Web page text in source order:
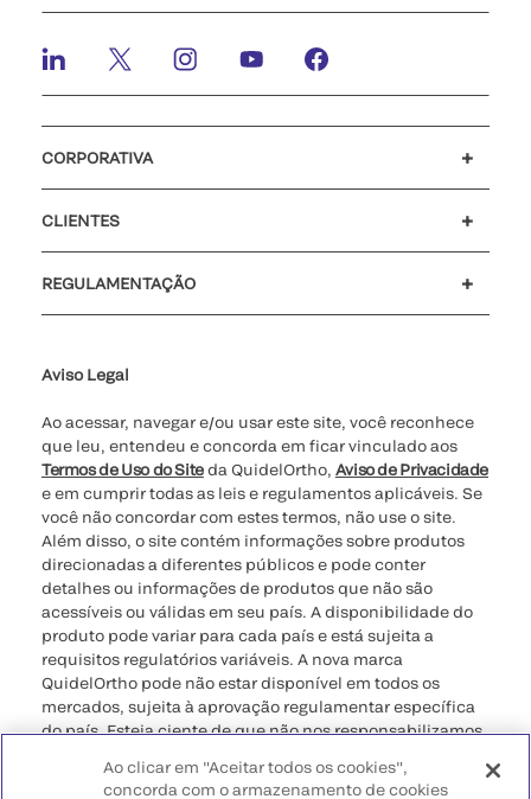
CORPORATIVA
CLIENTES
REGULAMENTAÇÃO
Aviso Legal
Ao acessar, navegar e/ou usar este site, você reconhece
que leu, entendeu e concorda em ficar vinculado aos
Termos de Uso do Siteda QuidelOrtho, Aviso de Privacidade
e em cumprir todas as leis e regulamentos aplicáveis. Se
você não concordar com estes termos, não use o site.
Além disso, o site contém informações sobre produtos
direcionadas a diferentes públicos e pode conter
detalhes ou informações de produtos que não são
acessíveis ou válidas em seu país. A disponibilidade do
produto pode variar para cada país e está sujeita a
requisitos regulatórios variáveis. A nova marca
QuidelOrtho pode não estar disponível em todos os
mercados, sujeita à aprovação regulamentar específica
do país. Esteja ciente de que não nos responsabilizamos
estar em conformidade com qualquer processo legal,
Ao clicar em "Aceitar todos os cookies",
concorda com o armazenamento de cookies